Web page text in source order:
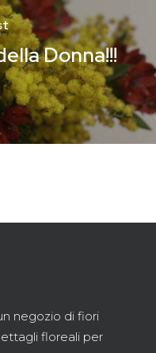
Donna!!!
negozio di fiori
floreali per